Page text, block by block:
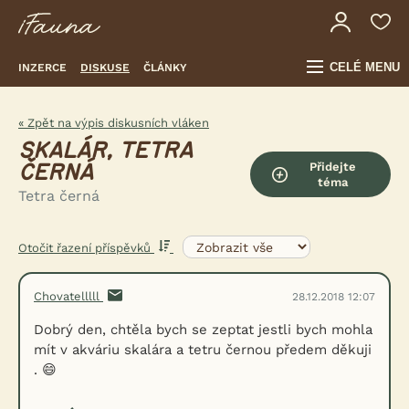
INZERCE DISKUSE ČLÁNKY CELÉ MENU
« Zpět na výpis diskusních vláken
SKALÁR, TETRA
ČERNÁ
Tetra černá
Přidejte
téma
Otočit řazení příspěvků
Chovatelllll 28.12.2018 12:07
Dobrý den, chtěla bych se zeptat jestli bych mohla
mít v akváriu skalára a tetru černou předem děkuji
. 😄